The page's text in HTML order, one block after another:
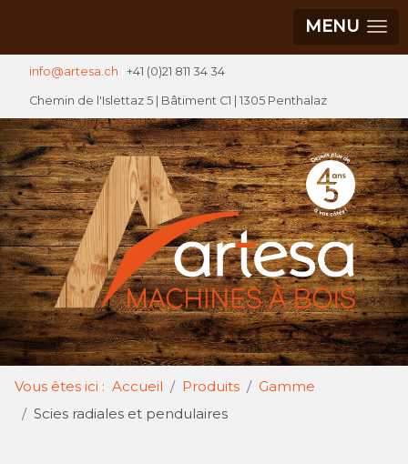
MENU
info@artesa.ch +41 (0)21 811 34 34
Chemin de l'Islettaz 5 | Bâtiment C1 | 1305 Penthalaz
Vous êtes ici : Accueil Produits
Gamme
Scies radiales et pendulaires